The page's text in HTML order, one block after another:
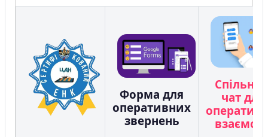
Форма для
оперативних
звернень
чат для